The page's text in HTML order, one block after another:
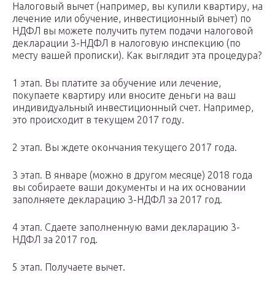
Налоговый вычет (например, вы купили квартиру, на
лечение или обучение, инвестиционный вычет) по
НДФЛ вы можете получить путем подачи налоговой
декларации 3-НДФЛ в налоговую инспекцию (по
месту вашей прописки). Как выглядит эта процедура?
1 этап. Вы платите за обучение или лечение,
покупаете квартиру или вносите деньги на ваш
индивидуальный инвестиционный счет. Например,
это происходит в текущем 2017 году.
2 этап. Вы ждете окончания текущего 2017 года.
3 этап. В январе (можно в другом месяце) 2018 года
вы собираете ваши документы и на их основании
заполняете декларацию 3-НДФЛ за 2017 год.
4 этап. Сдаете заполненную вами декларацию 3-
НДФЛ за 2017 год.
5 этап. Получаете вычет.